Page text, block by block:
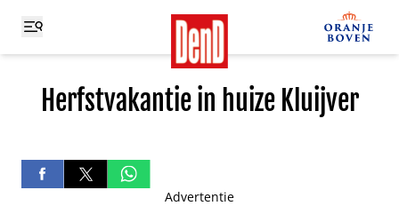
Herfstvakantie in huize Kluijver
Advertentie